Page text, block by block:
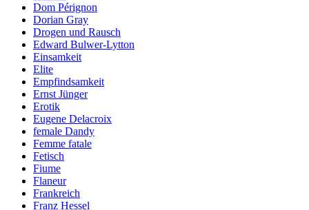
Dom Pérignon
Dorian Gray
Drogen und Rausch
Edward Bulwer-Lytton
Einsamkeit
Elite
Empfindsamkeit
Ernst Jünger
Erotik
Eugene Delacroix
female Dandy
Femme fatale
Fetisch
Fiume
Flaneur
Frankreich
Franz Hessel